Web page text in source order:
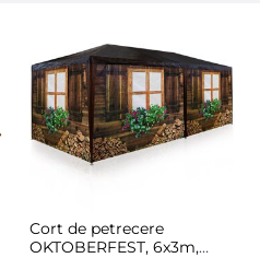
Cort de petrecere
OKTOBERFEST, 6x3m,